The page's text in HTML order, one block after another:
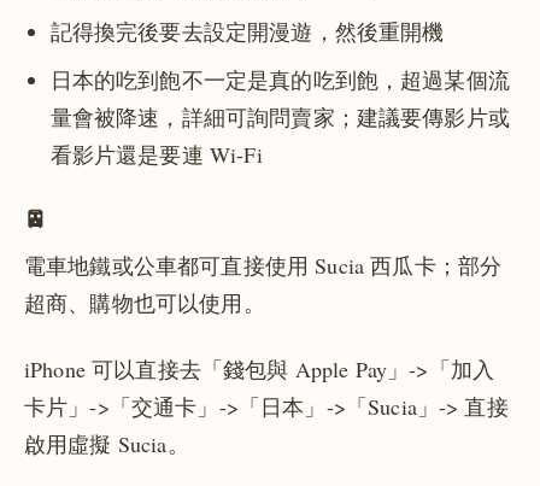
記得換完後要去設定開漫遊，然後重開機
日本的吃到飽不一定是真的吃到飽，超過某個流
量會被降速，詳細可詢問賣家；建議要傳影片或
看影片還是要連 Wi-Fi
🚈
電車地鐵或公車都可直接使用 Sucia 西瓜卡；部分
超商、購物也可以使用。
iPhone 可以直接去「錢包與 Apple Pay」->「加入
卡片」->「交通卡」->「日本」->「Sucia」-> 直接
啟用虛擬 Sucia。